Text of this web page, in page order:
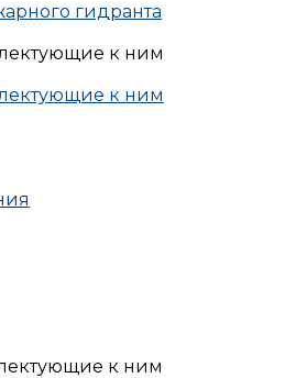
гидранта
к ним
к ним
к ним